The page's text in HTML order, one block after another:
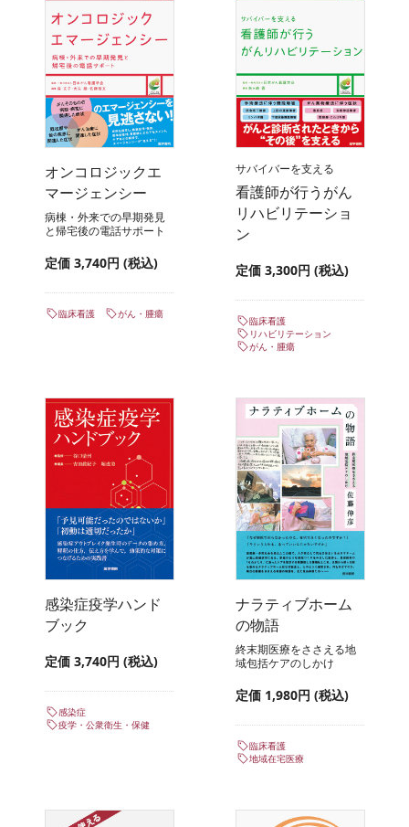
オンコロジックエ
マージェンシー
病棟・外来での早期発見
と帰宅後の電話サポート
定価 3,740円 (税込)
臨床看護 がん・腫瘍
サバイバーを支える
看護師が行うがん
リハビリテーショ
ン
定価 3,300円 (税込)
臨床看護
リハビリテーション
がん・腫瘍
感染症疫学ハンド
ブック
定価 3,740円 (税込)
感染症
疫学・公衆衛生・保健
ナラティブホーム
の物語
終末期医療をささえる地
域包括ケアのしかけ
定価 1,980円 (税込)
臨床看護
地域在宅医療